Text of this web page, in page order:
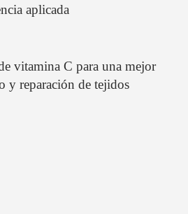
aplicada
vitamina C para una mejor
y reparación de tejidos